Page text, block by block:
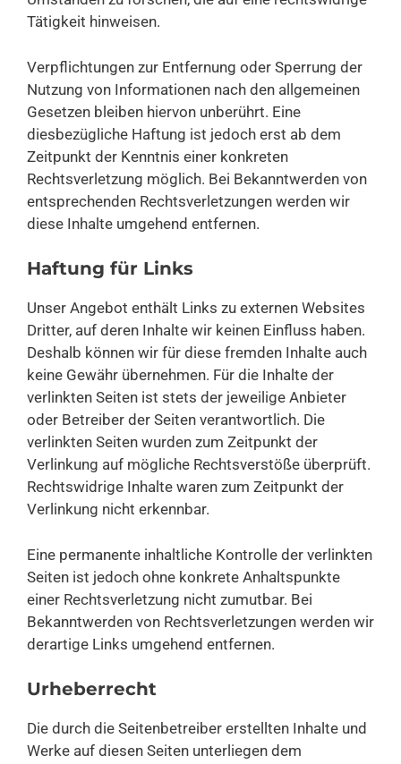
Tätigkeit hinweisen.
Verpflichtungen zur Entfernung oder Sperrung der
Nutzung von Informationen nach den allgemeinen
Gesetzen bleiben hiervon unberührt. Eine
diesbezügliche Haftung ist jedoch erst ab dem
Zeitpunkt der Kenntnis einer konkreten
Rechtsverletzung möglich. Bei Bekanntwerden von
entsprechenden Rechtsverletzungen werden wir
diese Inhalte umgehend entfernen.
Haftung für Links
Unser Angebot enthält Links zu externen Websites
Dritter, auf deren Inhalte wir keinen Einfluss haben.
Deshalb können wir für diese fremden Inhalte auch
keine Gewähr übernehmen. Für die Inhalte der
verlinkten Seiten ist stets der jeweilige Anbieter
oder Betreiber der Seiten verantwortlich. Die
verlinkten Seiten wurden zum Zeitpunkt der
Verlinkung auf mögliche Rechtsverstöße überprüft.
Rechtswidrige Inhalte waren zum Zeitpunkt der
Verlinkung nicht erkennbar.
Eine permanente inhaltliche Kontrolle der verlinkten
Seiten ist jedoch ohne konkrete Anhaltspunkte
einer Rechtsverletzung nicht zumutbar. Bei
Bekanntwerden von Rechtsverletzungen werden wir
derartige Links umgehend entfernen.
Urheberrecht
Die durch die Seitenbetreiber erstellten Inhalte und
Werke auf diesen Seiten unterliegen dem